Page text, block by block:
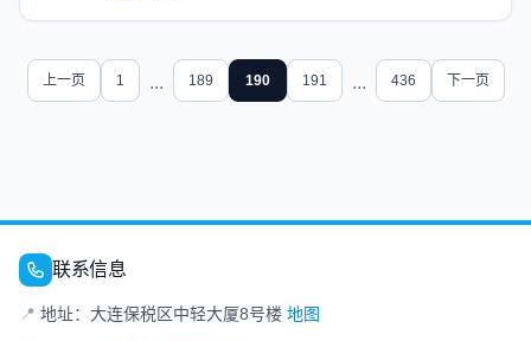
上一页 1 ... 189 190 191 ... 436 下一页
联系信息
📍 地址：大连保税区中轻大厦8号楼 地图